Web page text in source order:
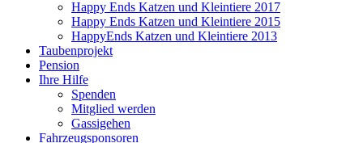
Happy Ends Katzen und Kleintiere 2017
Happy Ends Katzen und Kleintiere 2015
HappyEnds Katzen und Kleintiere 2013
Taubenprojekt
Pension
Ihre Hilfe
Spenden
Mitglied werden
Gassigehen
Fahrzeugsponsoren